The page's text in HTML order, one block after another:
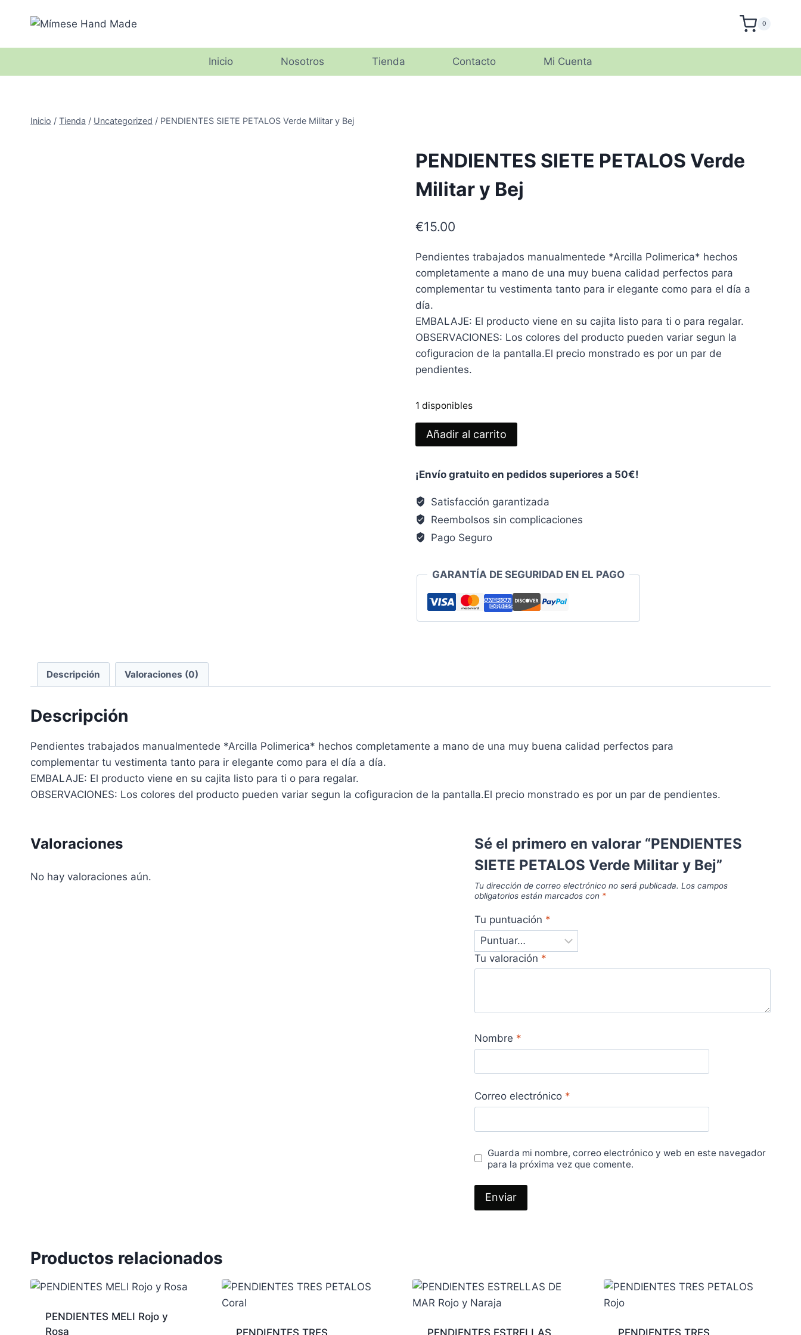
0
Inicio Nosotros Tienda Contacto Mi Cuenta
Inicio / Tienda / Uncategorized / PENDIENTES SIETE PETALOS Verde Militar y Bej
PENDIENTES SIETE PETALOS Verde
Militar y Bej
€15.00
Pendientes trabajados manualmentede *Arcilla Polimerica* hechos
completamente a mano de una muy buena calidad perfectos para
complementar tu vestimenta tanto para ir elegante como para el día a
día.
EMBALAJE: El producto viene en su cajita listo para ti o para regalar.
OBSERVACIONES: Los colores del producto pueden variar segun la
cofiguracion de la pantalla.El precio monstrado es por un par de
pendientes.
1 disponibles
PENDIENTES
SIETE
Verde
Militar
y
Bej
cantidad
Añadir al carrito
¡Envío gratuito en pedidos superiores a 50€!
Satisfacción garantizada
Reembolsos sin complicaciones
Pago Seguro
GARANTÍA DE SEGURIDAD EN EL PAGO
Descripción Valoraciones (0)
Descripción
Pendientes trabajados manualmentede *Arcilla Polimerica* hechos completamente a mano de una muy buena calidad perfectos para
complementar tu vestimenta tanto para ir elegante como para el día a día.
EMBALAJE: El producto viene en su cajita listo para ti o para regalar.
OBSERVACIONES: Los colores del producto pueden variar segun la cofiguracion de la pantalla.El precio monstrado es por un par de pendientes.
Valoraciones
No hay valoraciones aún.
Sé el primero en valorar “PENDIENTES
SIETE PETALOS Verde Militar y Bej”
Tu dirección de correo electrónico no será publicada. Los campos
obligatorios están marcados con *
Tu puntuación *
Tu valoración *
Nombre *
Correo electrónico *
Guarda mi nombre, correo electrónico y web en este navegador
para la próxima vez que comente.
Productos relacionados
PENDIENTES MELI Rojo y
Rosa